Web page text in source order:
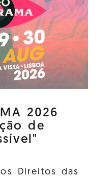
2026
de
Direitos das